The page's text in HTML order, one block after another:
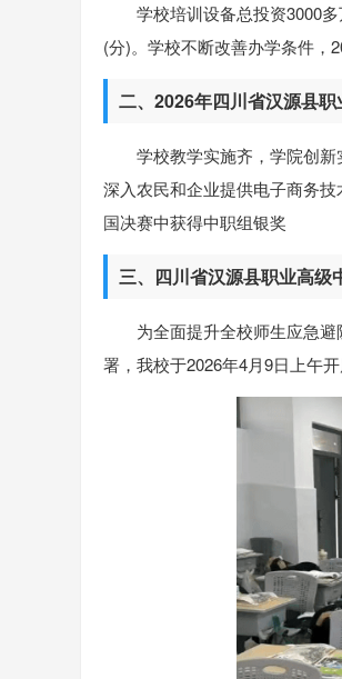
学校培训设备总投资3000
(分)。学校不断改善办学条件，
二、2026年四川省汉源县
学校教学实施齐，学院创新
深入农民和企业提供电子商务
国决赛中获得中职组银奖
三、四川省汉源县职业高级
为全面提升全校师生应急
署，我校于2026年4月9日上午